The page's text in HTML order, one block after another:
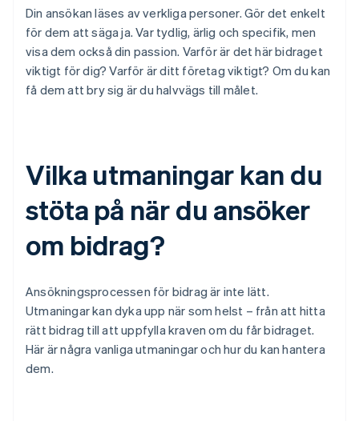
Din ansökan läses av verkliga personer. Gör det enkelt
för dem att säga ja. Var tydlig, ärlig och specifik, men
visa dem också din passion. Varför är det här bidraget
viktigt för dig? Varför är ditt företag viktigt? Om du kan
få dem att bry sig är du halvvägs till målet.
Vilka utmaningar kan du
stöta på när du ansöker
om bidrag?
Ansökningsprocessen för bidrag är inte lätt.
Utmaningar kan dyka upp när som helst – från att hitta
rätt bidrag till att uppfylla kraven om du får bidraget.
Här är några vanliga utmaningar och hur du kan hantera
dem.